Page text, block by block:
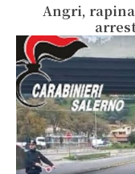
Angri,